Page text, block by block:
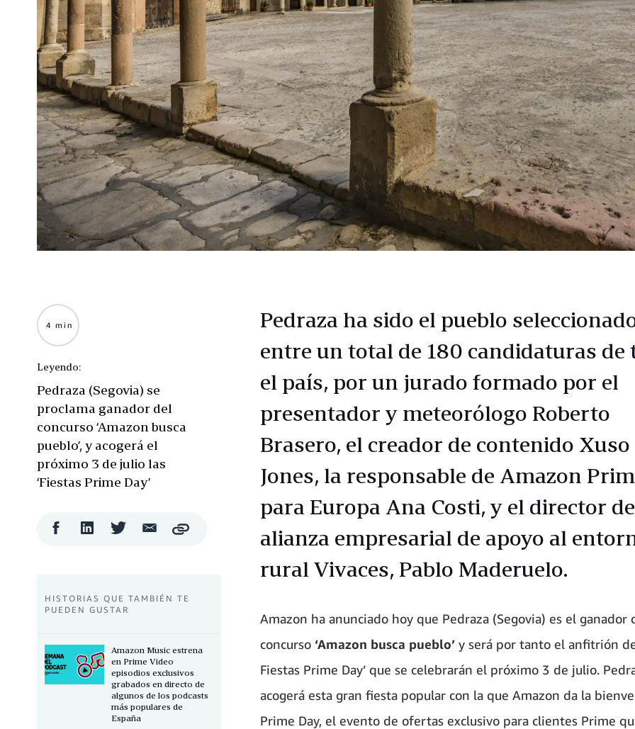
Pedraza ha sido el pueblo
entre un total de 180 candidaturas de
el país, por un jurado formado por el
presentador y meteorólogo Roberto
Brasero, el creador de contenido Xuso
Jones, la responsable de Amazon
para Europa Ana Costi, y el director
alianza empresarial de apoyo al
rural Vivaces, Pablo Maderuelo.
Amazon ha anunciado hoy que Pedraza (Segovia) es el ganador
concurso ‘Amazon busca pueblo’ y será por tanto el anfitrión
Fiestas Prime Day’ que se celebrarán el próximo 3 de julio.
acogerá esta gran fiesta popular con la que Amazon da la
Prime Day, el evento de ofertas exclusivo para clientes Prime
4 min
Leyendo:
Pedraza (Segovia) se
proclama ganador del
concurso ‘Amazon busca
pueblo’, y acogerá el
próximo 3 de julio las
‘Fiestas Prime Day’
CompartirCompartirCompartirCompartir
Copy
HISTORIAS QUE TAMBIÉN TE
PUEDEN GUSTAR
Amazon Music estrena
en Prime Video
episodios exclusivos
grabados en directo de
algunos de los podcasts
más populares de
España